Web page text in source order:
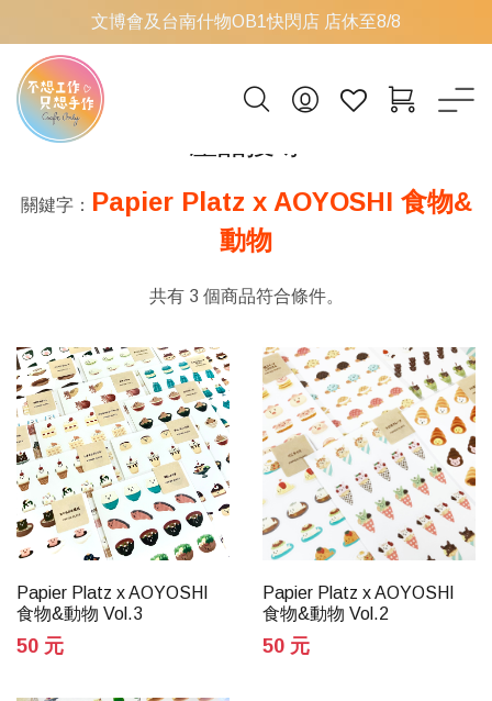
文博會及台南什物OB1快閃店 店休至8/8
關鍵字： Papier Platz x AOYOSHI 食物&
動物
共有 3 個商品符合條件。
Papier Platz x AOYOSHI
食物&動物 Vol.3
50 元
Papier Platz x AOYOSHI
食物&動物 Vol.2
50 元